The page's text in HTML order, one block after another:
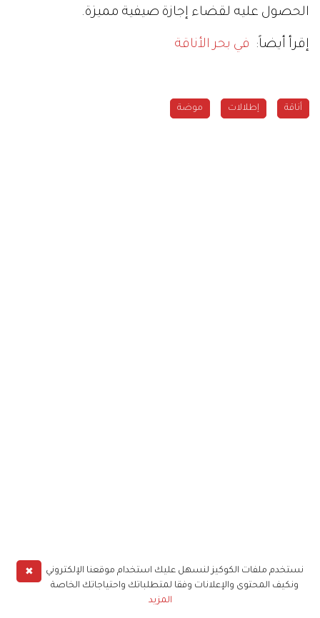
الحصول عليه لقضاء إجازة صيفية مميزة.
إقرأ أيضاً: في بحر الأناقة
أناقة إطلالات موضة
✖
نستخدم ملفات الكوكيز لنسهل عليك استخدام موقعنا الإلكتروني
ونكيف المحتوى والإعلانات وفقا لمتطلباتك واحتياجاتك الخاصة
المزيد